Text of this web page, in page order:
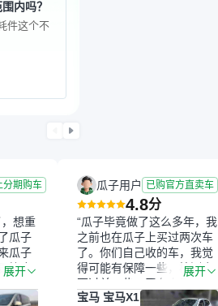
内吗？
件这个不
分期购车
想重
瓜子
瓜子
符合
过瓜
但
展开
瓜子用户 已购官方直卖车
4.8分
“瓜子毕竟做了这么多年，我
之前也在瓜子上买过两次车
了。你们自己收的车，我觉
得可能有保障一些，检测会
更过关一些。平台自己收上
来再卖的车，应该更可靠。
展开
宝马 宝马X1